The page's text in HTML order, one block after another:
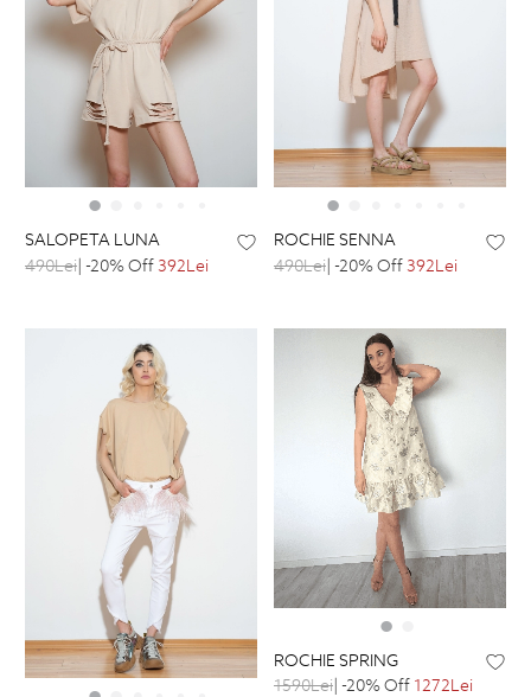
SALOPETA LUNA
490Lei| -20% Off392Lei
ROCHIE SENNA
490Lei| -20% Off392Lei
ROCHIE SPRING
1590Lei| -20% Off 1272Lei